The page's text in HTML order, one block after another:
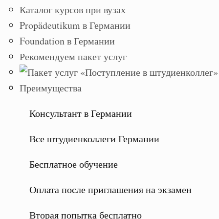
Каталог курсов при вузах
Propädeutikum в Германии
Foundation в Германии
Рекомендуем пакет услуг
Преимущества
Консультант в Германии
Все штудиенколлеги Германии
Бесплатное обучение
Оплата после приглашения на экзамен
Вторая попытка бесплатно